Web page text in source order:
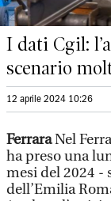
I dati Cgil:
scenario
12 aprile 2024 10:26
FerraraNel
ha preso una
mesi del 2024 -
dell’Emilia